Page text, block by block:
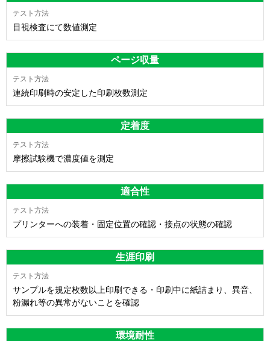
目視検査にて数値測定
ページ収量
連続印刷時の安定した印刷枚数測定
定着度
摩擦試験機で濃度値を測定
適合性
プリンターへの装着・固定位置の確認・接点の状態の確認
生涯印刷
サンプルを規定枚数以上印刷できる・印刷中に紙詰まり、異音、
粉漏れ等の異常がないことを確認
環境耐性